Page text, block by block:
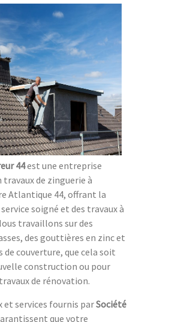
44est une entreprise
travaux de zinguerie à
Atlantique 44, offrant la
soigné et des travaux à
travaillons sur des
des gouttières en zinc et
de couverture, que cela soit
construction ou pour
de rénovation.
et services fournis parSociété
que votre